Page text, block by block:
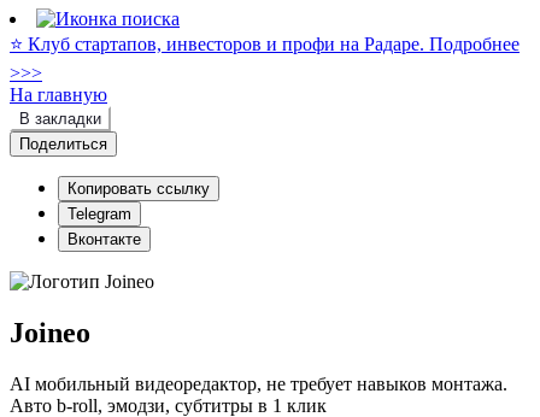
⭐️ Клуб стартапов, инвесторов и профи на Радаре. Подробнее
>>>
На главную
В закладки
Поделиться
Копировать ссылку
Telegram
Вконтакте
Joineo
AI мобильный видеоредактор, не требует навыков монтажа.
Авто b-roll, эмодзи, субтитры в 1 клик